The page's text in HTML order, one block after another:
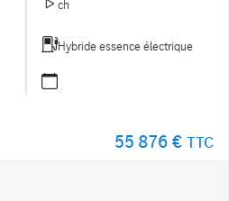
ch
Hybride essence électrique
55 876 € TTC